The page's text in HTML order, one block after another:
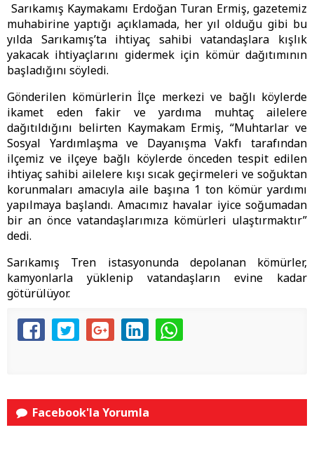
Sarıkamış Kaymakamı Erdoğan Turan Ermiş, gazetemiz
muhabirine yaptığı açıklamada, her yıl olduğu gibi bu
yılda Sarıkamış’ta ihtiyaç sahibi vatandaşlara kışlık
yakacak ihtiyaçlarını gidermek için kömür dağıtımının
başladığını söyledi.
Gönderilen kömürlerin İlçe merkezi ve bağlı köylerde
ikamet eden fakir ve yardıma muhtaç ailelere
dağıtıldığını belirten Kaymakam Ermiş, “Muhtarlar ve
Sosyal Yardımlaşma ve Dayanışma Vakfı tarafından
ilçemiz ve ilçeye bağlı köylerde önceden tespit edilen
ihtiyaç sahibi ailelere kışı sıcak geçirmeleri ve soğuktan
korunmaları amacıyla aile başına 1 ton kömür yardımı
yapılmaya başlandı. Amacımız havalar iyice soğumadan
bir an önce vatandaşlarımıza kömürleri ulaştırmaktır”
dedi.
Sarıkamış Tren istasyonunda depolanan kömürler,
kamyonlarla yüklenip vatandaşların evine kadar
götürülüyor.
Facebook'la Yorumla